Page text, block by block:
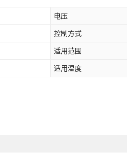
电压
控制方式
适用范围
适用温度